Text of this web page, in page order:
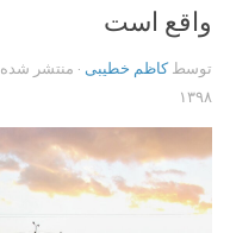
واقع است
توسطکاظم خطیبی · منتشر شده
۱۳۹۸